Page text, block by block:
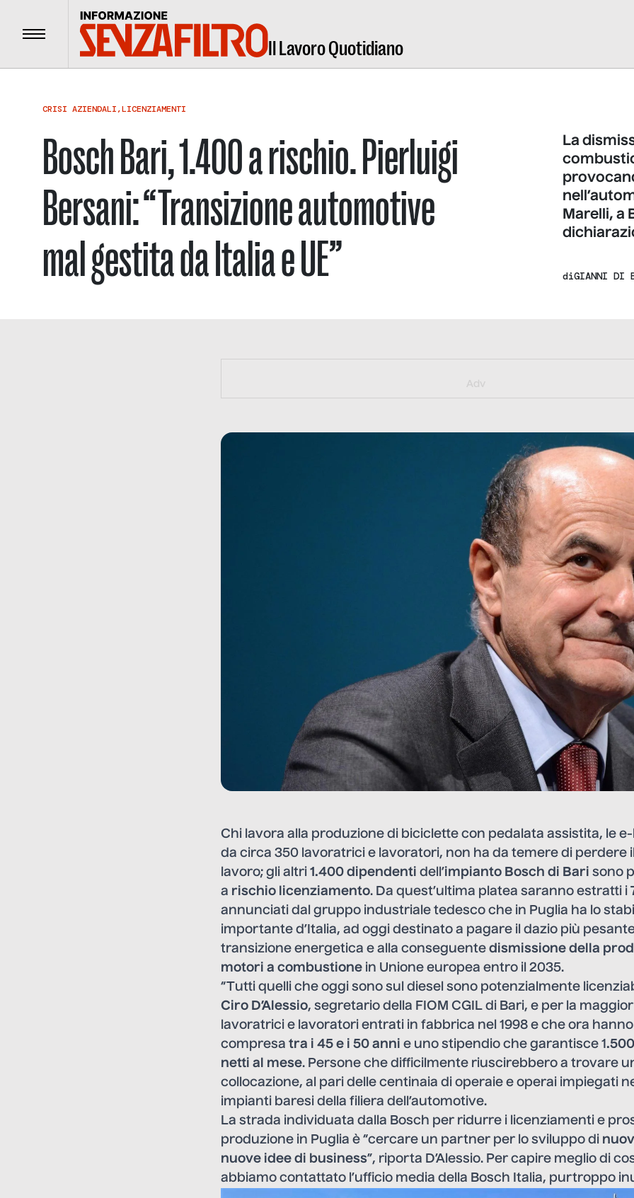
Menu Il Lavoro Quotidiano
CRISI AZIENDALI,LICENZIAMENTI
Bosch Bari, 1.400 a rischio. Pierluigi
Bersani: “Transizione automotive
mal gestita da Italia e UE”
La
Marelli, a
diGIANNI DI
Adv
Chi lavora alla produzione di biciclette con pedalata assistita, le
da circa 350 lavoratrici e lavoratori, non ha da temere di perdere
lavoro; gli altri 1.400 dipendenti dell’impianto Bosch di Bari sono
a rischio licenziamento. Da quest’ultima platea saranno estratti i
annunciati dal gruppo industriale tedesco che in Puglia ha lo
importante d’Italia, ad oggi destinato a pagare il dazio più
transizione energetica e alla conseguente dismissione della
motori a combustione in Unione europea entro il 2035.
“Tutti quelli che oggi sono sul diesel sono potenzialmente
Ciro D’Alessio, segretario della FIOM CGIL di Bari, e per la
lavoratrici e lavoratori entrati in fabbrica nel 1998 e che ora hanno
compresa tra i 45 e i 50 anni e uno stipendio che garantisce 1
netti al mese. Persone che difficilmente riuscirebbero a trovare
collocazione, al pari delle centinaia di operaie e operai impiegati
impianti baresi della filiera dell’automotive.
La strada individuata dalla Bosch per ridurre i licenziamenti e
produzione in Puglia è “cercare un partner per lo sviluppo di
nuove idee di business”, riporta D’Alessio. Per capire meglio di
abbiamo contattato l’ufficio media della Bosch Italia, purtroppo